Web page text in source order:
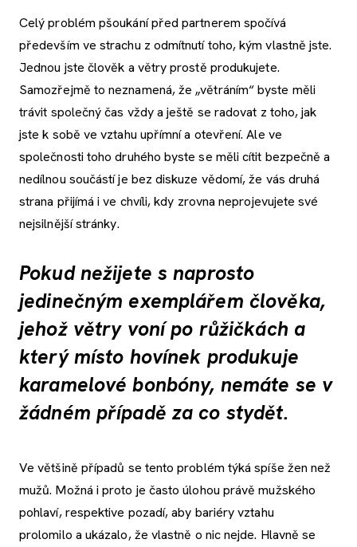
Celý problém pšoukání před partnerem spočívá
především ve strachu z odmítnutí toho, kým vlastně jste.
Jednou jste člověk a větry prostě produkujete.
Samozřejmě to neznamená, že „větráním“ byste měli
trávit společný čas vždy a ještě se radovat z toho, jak
jste k sobě ve vztahu upřímní a otevření. Ale ve
společnosti toho druhého byste se měli cítit bezpečně a
nedílnou součástí je bez diskuze vědomí, že vás druhá
strana přijímá i ve chvíli, kdy zrovna neprojevujete své
nejsilnější stránky.
Pokud nežijete s naprosto
jedinečným exemplářem člověka,
jehož větry voní po růžičkách a
který místo hovínek produkuje
karamelové bonbóny, nemáte se v
žádném případě za co stydět.
Ve většině případů se tento problém týká spíše žen než
mužů. Možná i proto je často úlohou právě mužského
pohlaví, respektive pozadí, aby bariéry vztahu
prolomilo a ukázalo, že vlastně o nic nejde. Hlavně se